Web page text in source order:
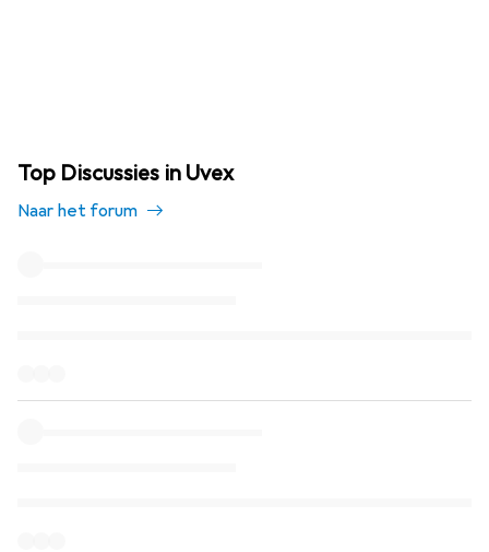
Top Discussies in Uvex
Naar het forum